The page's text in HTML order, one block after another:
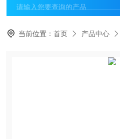
当前位置：首页 产品中心